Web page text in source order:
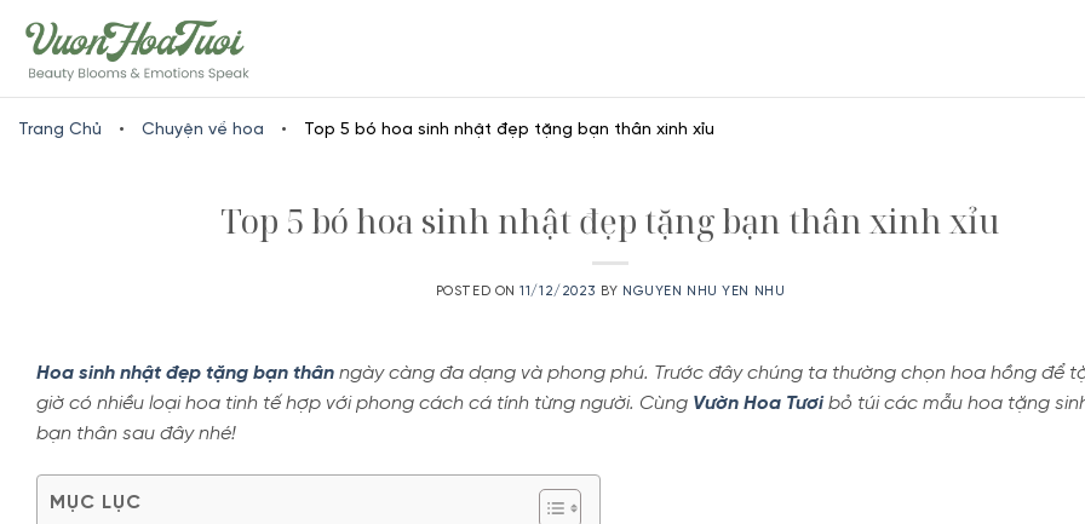
to
content
Trang Chủ • Chuyện về hoa • Top 5 bó hoa sinh nhật đẹp tặng bạn thân xinh xỉu
Top 5 bó hoa sinh nhật đẹp tặng bạn thân xinh xỉu
POSTED ON11/12/2023 BY NGUYEN NHU YEN NHU
Hoa sinh nhật đẹp tặng bạn thân ngày càng đa dạng và phong phú. Trước đây chúng ta thường chọn hoa hồng để
giờ có nhiều loại hoa tinh tế hợp với phong cách cá tính từng người. Cùng Vườn Hoa Tươibỏ túi các mẫu hoa tặng
bạn thân sau đây nhé!
MỤC LỤC